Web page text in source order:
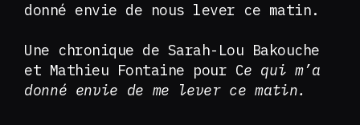
donné envie de nous lever ce matin.
Une chronique de Sarah-Lou Bakouche
et Mathieu Fontaine pour Ce qui m’a
donné envie de me lever ce matin.